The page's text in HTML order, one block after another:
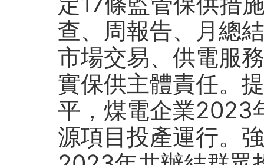
查、周報告、月總
市場交易、供電服
實保供主體責任。
平，煤電企業2023
源項目投產運行。